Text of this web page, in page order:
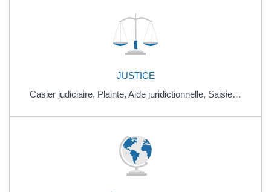
JUSTICE
Casier judiciaire, Plainte, Aide juridictionnelle, Saisie…